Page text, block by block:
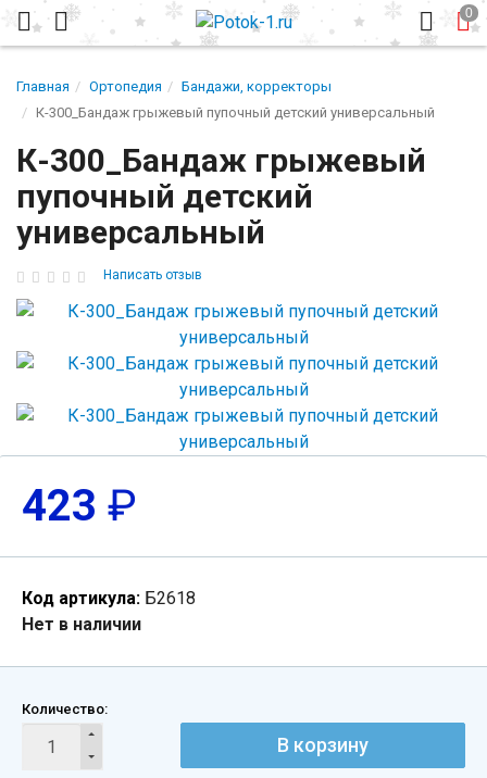
Главная Ортопедия
Бандажи, корректоры
К-300_Бандаж грыжевый пупочный детский универсальный
К-300_Бандаж грыжевый
пупочный детский
универсальный
Написать отзыв
423 ₽
Код артикула: Б2618
Нет в наличии
Количество:
В корзину